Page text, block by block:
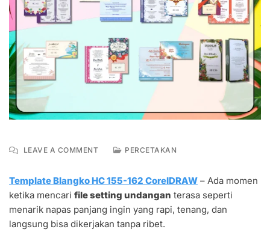
LEAVE A COMMENTON
HC
155-
162
FILE
SETTING
PERCETAKAN
Template Blangko HC 155-162 CorelDRAW – Ada momen
ketika mencari file setting undangan terasa seperti
menarik napas panjang ingin yang rapi, tenang, dan
langsung bisa dikerjakan tanpa ribet.